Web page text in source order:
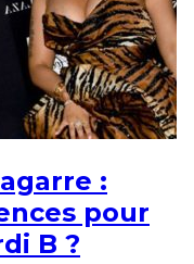
:
pour
B ?